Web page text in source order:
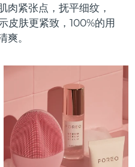
肉紧张点，抚平细纹，
皮肤更紧致，100%的用
爽。
预计送达日期8/12/26
8/13/26
预计送达日期
预计送达日期 8/9/26
预计送达日期 8/9/26